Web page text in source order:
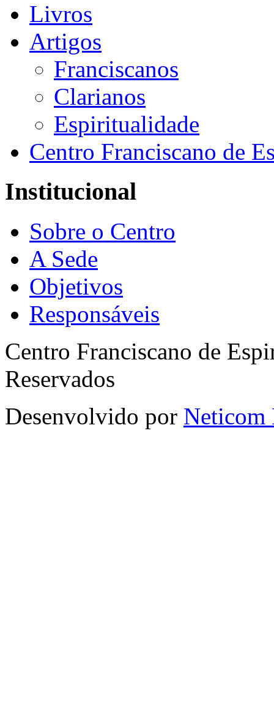
Livros
Artigos
Franciscanos
Clarianos
Espiritualidade
Centro Franciscano de
Institucional
Sobre o Centro
A Sede
Objetivos
Responsáveis
Centro Franciscano de
Reservados
Desenvolvido por Neticom